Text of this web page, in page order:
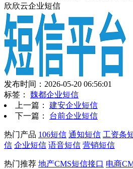
欣欣云企业短信
发布时间：2026-05-20 06:56:01
标签： 魏都企业短信
上一篇： 建安企业短信
下一篇： 台前企业短信
热门产品 106短信 通知短信 工资条
信 企业短信 语音短信 营销短信
热门推荐 地产CMS短信接口 电商